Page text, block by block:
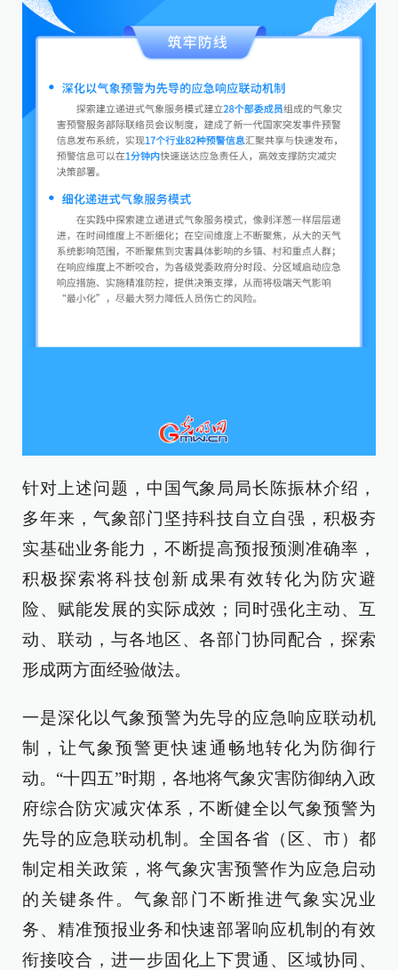
针对上述问题，中国气象局局长陈振林介绍，
多年来，气象部门坚持科技自立自强，积极夯
实基础业务能力，不断提高预报预测准确率，
积极探索将科技创新成果有效转化为防灾避
险、赋能发展的实际成效；同时强化主动、互
动、联动，与各地区、各部门协同配合，探索
形成两方面经验做法。
一是深化以气象预警为先导的应急响应联动机
制，让气象预警更快速通畅地转化为防御行
动。“十四五”时期，各地将气象灾害防御纳入政
府综合防灾减灾体系，不断健全以气象预警为
先导的应急联动机制。全国各省（区、市）都
制定相关政策，将气象灾害预警作为应急启动
的关键条件。气象部门不断推进气象实况业
务、精准预报业务和快速部署响应机制的有效
衔接咬合，进一步固化上下贯通、区域协同、